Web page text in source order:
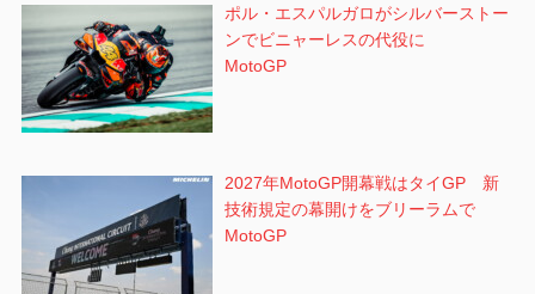
ポル・エスパルガロがシルバーストー
ンでビニャーレスの代役に
MotoGP
2027年MotoGP開幕戦はタイGP 新
技術規定の幕開けをブリーラムで
MotoGP